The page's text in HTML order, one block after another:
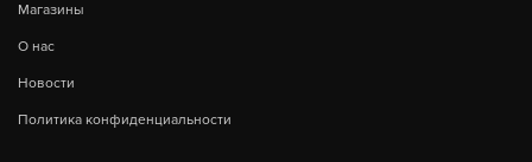
Магазины
О нас
Новости
Политика конфиденциальности